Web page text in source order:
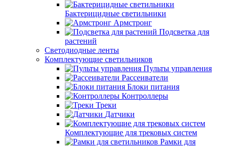
Бактерицидные светильники
Армстронг
Подсветка для
растений
Светодиодные ленты
Комплектующие светильников
Пульты управления
Рассеиватели
Блоки питания
Контроллеры
Треки
Датчики
Комплектующие для трековых систем
Рамки для